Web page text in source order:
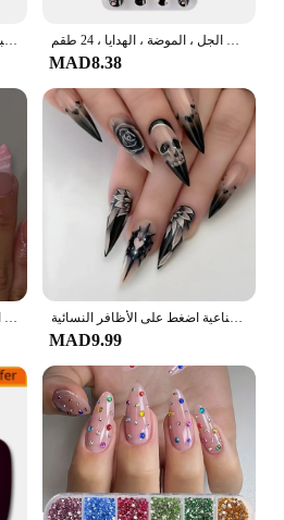
الأرجواني هلام مسمار البولندية الخريف والشتاء شبه دائم ورنيش نقع الأشعة فوق البنفسجية هلام مسمار البولندية ديي أطراف أظافر اصطناعية للفتيات ، أظافر إصبع مزيفة ، غطاء كامل ، اضغط ، فن الجل ، الموضة ، الهدايا ، 24 طقم
MAD8.38
24 قطعة الصحافة الفرنسية الوردي على الأظافر وهمية مع الغراء ثلاثية الأبعاد القوس الماس الأظافر كاذبة يمكن ارتداؤها لطيف الحلو اللوز غطاء كامل مانيكير نصائح أظافر صناعية برأس مدبب لوزية مقاومة للماء يمكن ارتداؤها، غطاء كامل للأظافر الصناعية اضغط على الأظافر النسائية
MAD9.99